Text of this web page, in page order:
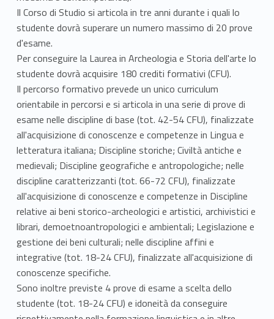
Il Corso di Studio si articola in tre anni durante i quali lo
studente dovrà superare un numero massimo di 20 prove
d'esame.
Per conseguire la Laurea in Archeologia e Storia dell'arte lo
studente dovrà acquisire 180 crediti formativi (CFU).
Il percorso formativo prevede un unico curriculum
orientabile in percorsi e si articola in una serie di prove di
esame nelle discipline di base (tot. 42-54 CFU), finalizzate
all'acquisizione di conoscenze e competenze in Lingua e
letteratura italiana; Discipline storiche; Civiltà antiche e
medievali; Discipline geografiche e antropologiche; nelle
discipline caratterizzanti (tot. 66-72 CFU), finalizzate
all'acquisizione di conoscenze e competenze in Discipline
relative ai beni storico-archeologici e artistici, archivistici e
librari, demoetnoantropologici e ambientali; Legislazione e
gestione dei beni culturali; nelle discipline affini e
integrative (tot. 18-24 CFU), finalizzate all'acquisizione di
conoscenze specifiche.
Sono inoltre previste 4 prove di esame a scelta dello
studente (tot. 18-24 CFU) e idoneità da conseguire